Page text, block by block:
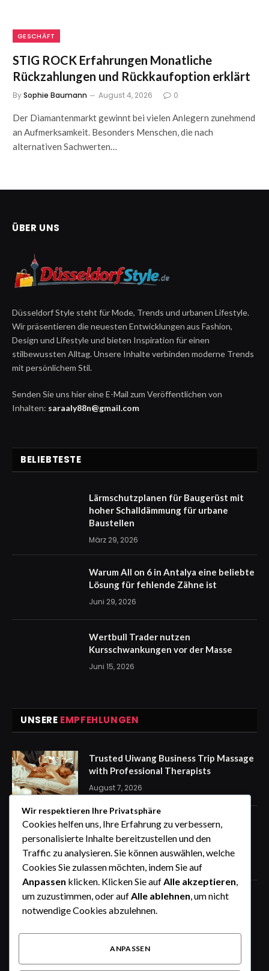
GESCHÄFT
STIG ROCK Erfahrungen Monatliche
Rückzahlungen und Rückkaufoption erklärt
BySophie Baumann August 4, 2026 0
Der Diamantenmarkt gewinnt bei vielen Anlegern zunehmend
an Aufmerksamkeit. Besonders Menschen, die nach
alternativen Sachwerten…
ÜBER UNS
Düsseldorf Style steht für Mode, Trends und urbanen Lifestyle.
Wir präsentieren die neuesten Entwicklungen aus Fashion,
Design und Lifestyle und bieten Inspiration für einen
stilbewussten Alltag. Unsere Inhalte verbinden moderne Trends
mit persönlichem Stil.
Senden Sie uns hier eine E-Mail zum Veröffentlichen von
Inhalten: saraaly88n@gmail.com
BELIEBTESTE
Lärmschutzplanen für Baugerüst mit
hoher Schalldämmung für urbane
Baustellen
März 29, 2026
Warum All on 6 in Antalya eine beliebte
Lösung für fehlende Zähne ist
Juni 29, 2026
Wertbull Trader nutzen
Kursschwankungen vor der Masse
Juni 15, 2026
UNSERE EMPFEHLUNGEN
Trusted Uiwang Business Trip Massage
with Professional Therapists
August 7, 2026
express Kennzeichen für eine
stressfreie Auto Anmeldung von
zuhause
August 7, 2026
How the Wheel of Names Makes
Student Selection Fair, Fast, and
Wir respektieren Ihre Privatsphäre
Cookies helfen uns, Ihre Erfahrung zu verbessern,
personalisierte Inhalte bereitzustellen und den
Traffic zu analysieren. Sie können auswählen, welche
Cookies Sie zulassen möchten, indem Sie auf
Anpassen klicken. Klicken Sie aufAlle akzeptieren,
um zuzustimmen, oder aufAlle ablehnen, um nicht
notwendige Cookies abzulehnen.
ANPASSEN